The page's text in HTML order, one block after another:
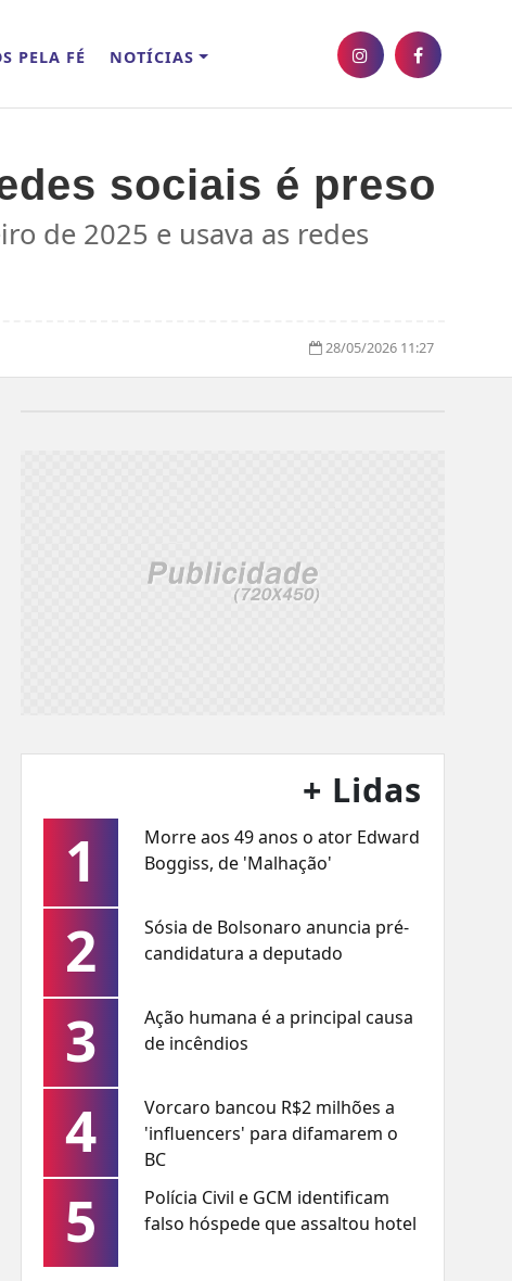
PELA FÉ NOTÍCIAS
sociais é preso
de 2025 e usava as redes
28/05/2026 11:27
+ Lidas
1
Morre aos 49 anos o ator Edward
Boggiss, de 'Malhação'
2
Sósia de Bolsonaro anuncia pré-
candidatura a deputado
3
Ação humana é a principal causa
de incêndios
4
Vorcaro bancou R$2 milhões a
'influencers' para difamarem o
BC
5
Polícia Civil e GCM identificam
falso hóspede que assaltou hotel